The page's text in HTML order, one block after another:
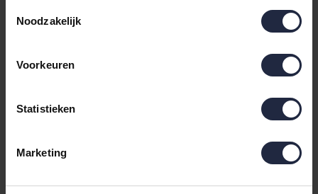
Noodzakelijk
Voorkeuren
Statistieken
Marketing
Incl. BTW
Incl. BTW
Incl. BTW
Incl. BTW